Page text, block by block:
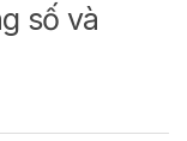
số và